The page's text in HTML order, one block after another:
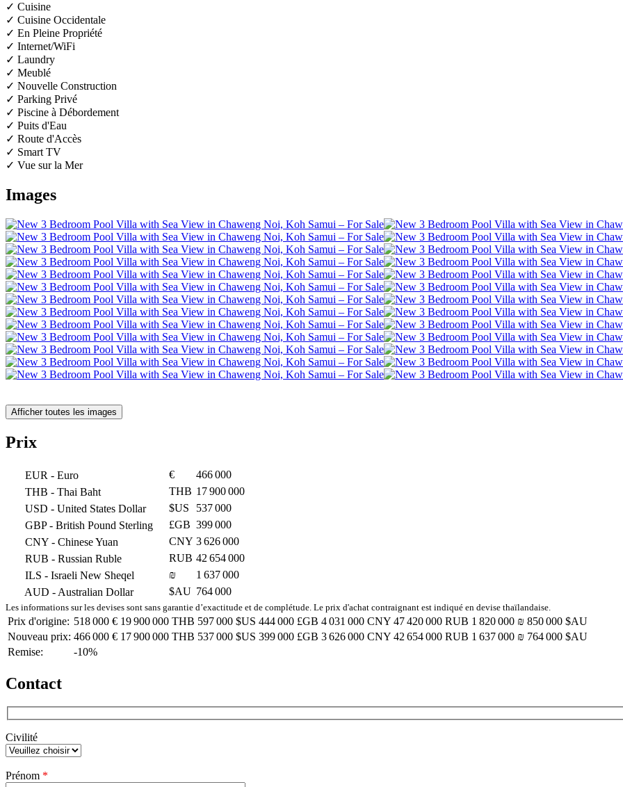
✓ Cuisine
✓ Cuisine Occidentale
✓ En Pleine Propriété
✓ Internet/WiFi
✓ Laundry
✓ Meublé
✓ Nouvelle Construction
✓ Parking Privé
✓ Piscine à Débordement
✓ Puits d'Eau
✓ Route d'Accès
✓ Smart TV
✓ Vue sur la Mer
Images
Afficher toutes les images
Prix
EUR - Euro €
466 000
THB - Thai Baht THB 17 900 000
USD - United States Dollar $US
537 000
GBP- British Pound Sterling £GB 399 000
CNY - Chinese Yuan CNY 3 626 000
RUB - Russian Ruble RUB 42 654 000
ILS - Israeli New Sheqel ₪
1 637 000
AUD - Australian Dollar $AU 764 000
Les informations sur les devises sont sans garantie d’exactitude et de complétude. Le prix d'achat contraignant est indiqué en devise thaïlandaise.
Prix d'origine: 518 000 € 19 900 000 THB 597 000 $US 444 000 £GB 4 031 000 CNY 47 420 000 RUB 1 820 000 ₪ 850 000 $AU
Nouveau prix: 466 000 € 17 900 000 THB 537 000 $US 399 000 £GB 3 626 000 CNY 42 654 000 RUB 1 637 000 ₪ 764 000 $AU
Remise:
-10%
Contact
Civilité
laisser
Prénom *